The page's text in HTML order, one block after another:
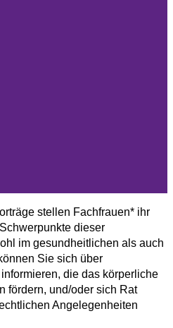
stellen Fachfrauen* ihr
dieser
im gesundheitlichen als auch
Sie sich über
die das körperliche
fördern, und/oder sich Rat
Angelegenheiten